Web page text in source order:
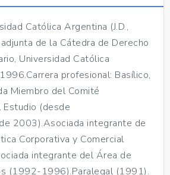
Católica Argentina (J.D.,
de la Cátedra de Derecho
Universidad Católica
profesional: Basílico,
Miembro del Comité
(desde
2003).Asociada integrante de
Corporativa y Comercial
integrante del Área de
(1992-1996).Paralegal (1991).